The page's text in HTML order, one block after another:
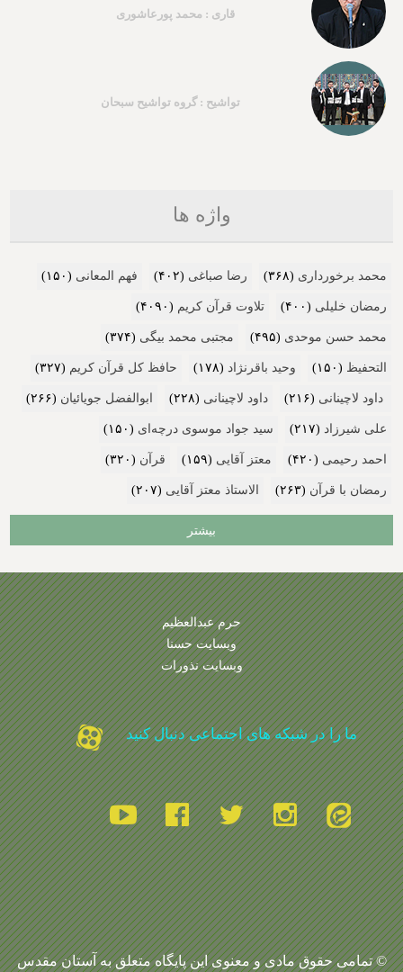
قاری : محمد پورعاشوری
تواشیح : گروه تواشیح سبحان
واژه ها
محمد برخورداری (۳۶۸) رضا صباغی (۴۰۲) فهم المعانی (۱۵۰)
رمضان خلیلی (۴۰۰) تلاوت قرآن کریم (۴۰۹۰)
محمد حسن موحدی (۴۹۵) مجتبی محمد بیگی (۳۷۴)
التحفیظ (۱۵۰) وحید باقرنژاد (۱۷۸) حافظ کل قرآن کریم (۳۲۷)
داود لاچینانی (۲۱۶) داود لاچینانی (۲۲۸) ابوالفضل جویائیان (۲۶۶)
علی شیرزاد (۲۱۷) سید جواد موسوی درچه‌ای (۱۵۰)
احمد رحیمی (۴۲۰) معتز آقایی (۱۵۹) قرآن (۳۲۰)
رمضان با قرآن (۲۶۳) الاستاذ معتز آقایی (۲۰۷)
بیشتر
حرم عبدالعظیم
وبسایت حسنا
وبسایت نذورات
ما را در شبکه های اجتماعی دنبال کنید
© تمامی حقوق مادی و معنوی این پایگاه متعلق به آستان مقدس